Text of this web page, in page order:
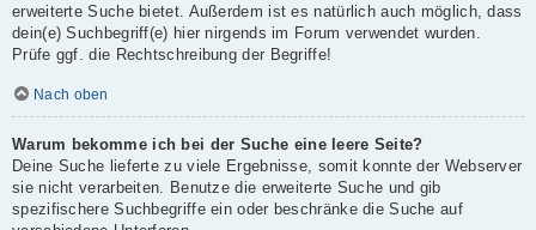
erweiterte Suche bietet. Außerdem ist es natürlich auch möglich, dass
dein(e) Suchbegriff(e) hier nirgends im Forum verwendet wurden.
Prüfe ggf. die Rechtschreibung der Begriffe!
Nach oben
Warum bekomme ich bei der Suche eine leere Seite?
Deine Suche lieferte zu viele Ergebnisse, somit konnte der Webserver
sie nicht verarbeiten. Benutze die erweiterte Suche und gib
spezifischere Suchbegriffe ein oder beschränke die Suche auf